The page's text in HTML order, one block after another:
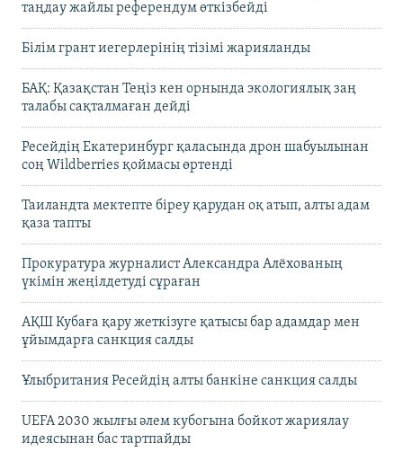
таңдау жайлы референдум өткізбейді
Білім грант иегерлерінің тізімі жарияланды
БАҚ: Қазақстан Теңіз кен орнында экологиялық заң
талабы сақталмаған дейді
Ресейдің Екатеринбург қаласында дрон шабуылынан
соң Wildberries қоймасы өртенді
Таиландта мектепте біреу қарудан оқ атып, алты адам
қаза тапты
Прокуратура журналист Александра Алёхованың
үкімін жеңілдетуді сұраған
АҚШ Кубаға қару жеткізуге қатысы бар адамдар мен
ұйымдарға санкция салды
Ұлыбритания Ресейдің алты банкіне санкция салды
UEFA 2030 жылғы әлем кубогына бойкот жариялау
идеясынан бас тартпайды